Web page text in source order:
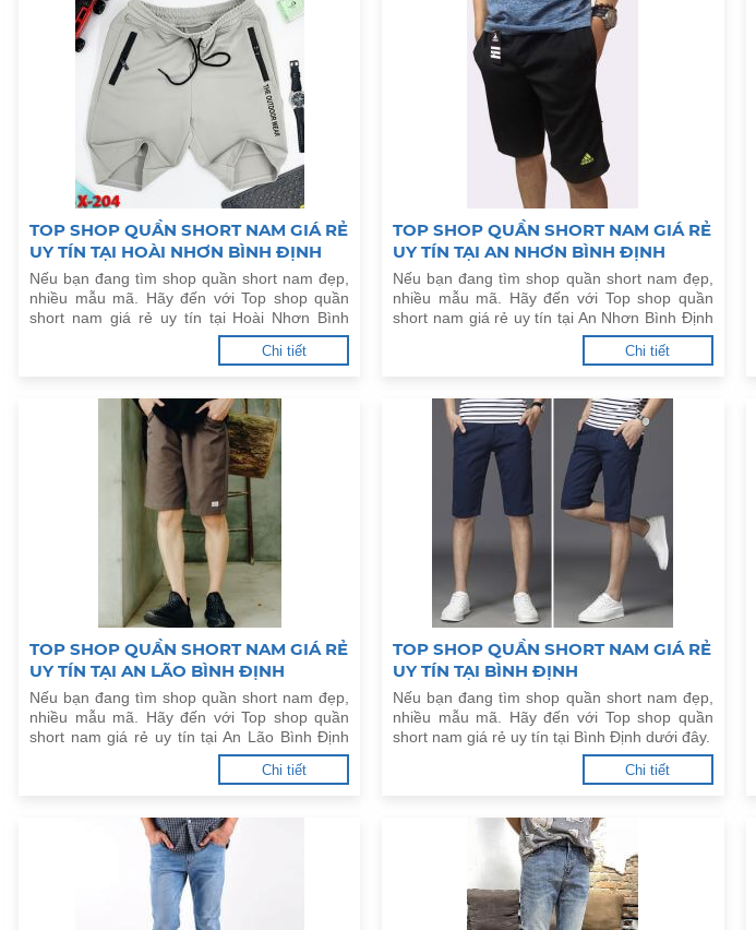
TOP SHOP QUẦN SHORT NAM GIÁ RẺ
UY TÍN TẠI HOÀI NHƠN BÌNH ĐỊNH
Nếu bạn đang tìm shop quần short nam đẹp,
nhiều mẫu mã. Hãy đến với Top shop quần
short nam giá rẻ uy tín tại Hoài Nhơn Bình
Chi tiết
TOP SHOP QUẦN SHORT NAM GIÁ RẺ
UY TÍN TẠI AN NHƠN BÌNH ĐỊNH
Nếu bạn đang tìm shop quần short nam đẹp,
nhiều mẫu mã. Hãy đến với Top shop quần
short nam giá rẻ uy tín tại An Nhơn Bình Định
Chi tiết
TOP SHOP QUẦN SHORT NAM GIÁ RẺ
UY TÍN TẠI AN LÃO BÌNH ĐỊNH
Nếu bạn đang tìm shop quần short nam đẹp,
nhiều mẫu mã. Hãy đến với Top shop quần
short nam giá rẻ uy tín tại An Lão Bình Định
Chi tiết
TOP SHOP QUẦN SHORT NAM GIÁ RẺ
UY TÍN TẠI BÌNH ĐỊNH
Nếu bạn đang tìm shop quần short nam đẹp,
nhiều mẫu mã. Hãy đến với Top shop quần
short nam giá rẻ uy tín tại Bình Định dưới đây.
Chi tiết